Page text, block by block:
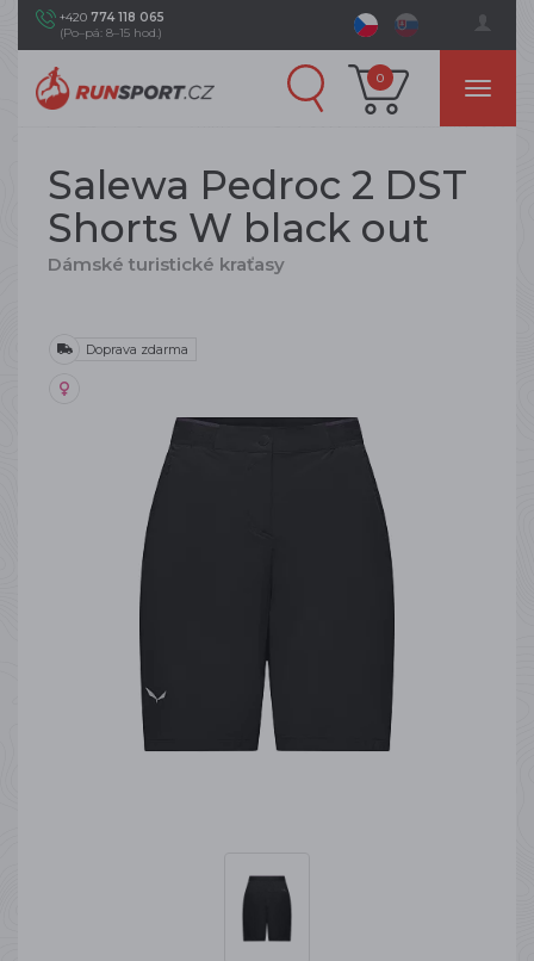
+420 774 118 065
(Po–pá: 8–15 hod.)
0
Salewa Pedroc 2 DST
Shorts W black out
Dámské turistické kraťasy
Doprava zdarma